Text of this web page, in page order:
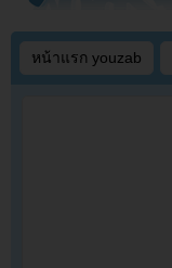
หน้าแรก youzab